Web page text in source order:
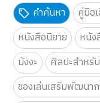
คำค้นหา คู่มือ
หนังสือนิยาย
หนั
มังงะ
ศิลปะสำหรั
ของเล่นเสริมพัฒนา